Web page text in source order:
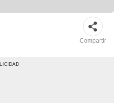
Compartir